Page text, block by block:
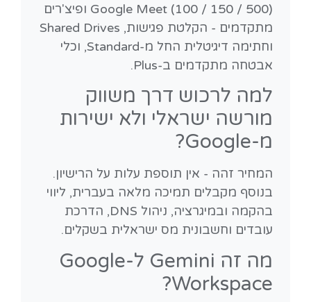
Google Meet (100 / 150 / 500) ופיצ'רים
מתקדמים - הקלטת פגישות, Shared Drives
וחתימה דיגיטלית החל מ-Standard, וכלי
אבטחה מתקדמים ב-Plus.
למה לרכוש דרך משווק
מורשה ישראלי ולא ישירות
מ-Google?
המחיר זהה - אין תוספת עלות על הרישיון.
בנוסף מקבלים תמיכה מלאה בעברית, ליווי
בהקמה ובמיגרציה, ניהול DNS, הדרכת
עובדים וחשבונית מס ישראלית בשקלים.
מה זה Gemini ל-Google
Workspace?